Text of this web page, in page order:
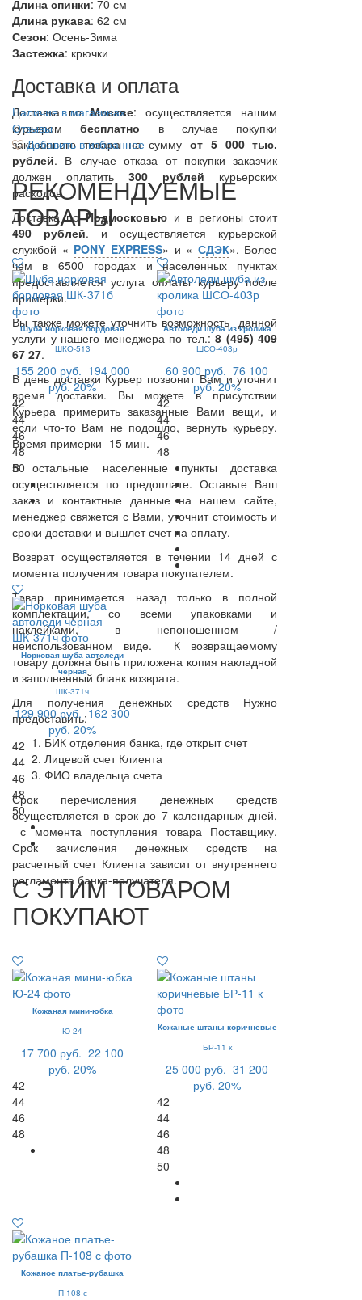
Длина спинки: 70 см
Длина рукава: 62 см
Сезон: Осень-Зима
Застежка: крючки
Доставка и оплата
Доставка поМоскве: осуществляется нашим
курьеромбесплатно в случае покупки
заказанного товара на суммуот 5 000 тыс.
рублей. В случае отказа от покупки заказчик
должен оплатить300 рублей курьерских
расходов.
Доставка поПодмосковью и в регионы стоит
490 рублей. и осуществляется курьерской
службой « PONY EXPRESS» и « СДЭК». Более
чем в 6500 городах и населенных пунктах
предоставляется услуга оплаты курьеру после
примерки.
Вы также можете уточнить возможность данной
услуги у нашего менеджера по тел.:8 (495) 409
67 27.
В день доставки Курьер позвонит Вам и уточнит
время доставки. Вы можете в присутствии
Курьера примерить заказанные Вами вещи, и
если что-то Вам не подошло, вернуть курьеру.
Время примерки -15 мин.
В остальные населенные пункты доставка
осуществляется по предоплате. Оставьте Ваш
заказ и контактные данные на нашем сайте,
менеджер свяжется с Вами, уточнит стоимость и
сроки доставки и вышлет счет на оплату.
Возврат осуществляется в течении 14 дней с
момента получения товара покупателем.
Товар принимается назад только в полной
комплектации, со всеми упаковками и
наклейками, в непоношенном /
неиспользованном виде. К возвращаемому
товару должна быть приложена копия накладной
и заполненный бланк возврата.
Для получения денежных средств Нужно
предоставить:
БИК отделения банка, где открыт счет
Лицевой счет Клиента
ФИО владельца счета
Срок перечисления денежных средств
осуществляется в срок до 7 календарных дней,
с момента поступления товара Поставщику.
Срок зачисления денежных средств на
расчетный счет Клиента зависит от внутреннего
регламента банка-получателя.
Наличие в магазинах
Отзывы
Добавить в избранное
РЕКОМЕНДУЕМЫЕ
ТОВАРЫ
Шуба норковая бордовая
ШКО-513
155 200 руб. 194 000
руб. 20%
42
44
46
48
50
Автоледи шуба из кролика
ШСО-403р
60 900 руб. 76 100
руб. 20%
42
44
46
48
Норковая шуба автоледи
черная
ШК-371ч
129 900 руб. 162 300
руб. 20%
42
44
46
48
50
С ЭТИМ ТОВАРОМ
ПОКУПАЮТ
Кожаная мини-юбка
Ю-24
17 700 руб. 22 100
руб. 20%
42
44
46
48
Кожаные штаны коричневые
БР-11 к
25 000 руб. 31 200
руб. 20%
42
44
46
48
50
Кожаное платье-рубашка
П-108 с